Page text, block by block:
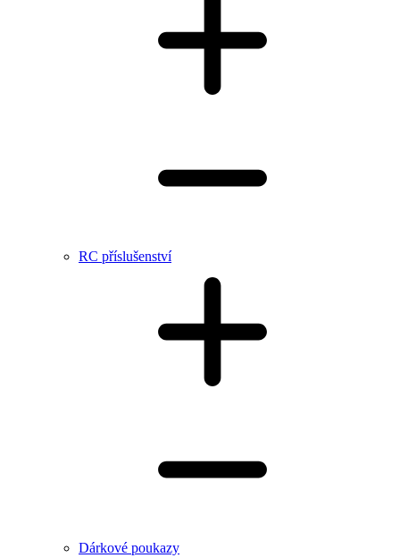
RC příslušenství
Dárkové poukazy